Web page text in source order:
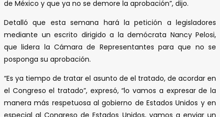
de México y que ya no se demore la aprobación”, dijo.
Detalló que esta semana hará la petición a legisladores
mediante un escrito dirigido a la demócrata Nancy Pelosi,
que lidera la Cámara de Representantes para que no se
posponga su aprobación.
“Es ya tiempo de tratar el asunto de el tratado, de acordar en
el Congreso el tratado”, expresó, “lo vamos a expresar de la
manera más respetuosa al gobierno de Estados Unidos y en
especial al Congreso de Estados Unidos, vamos a enviar un